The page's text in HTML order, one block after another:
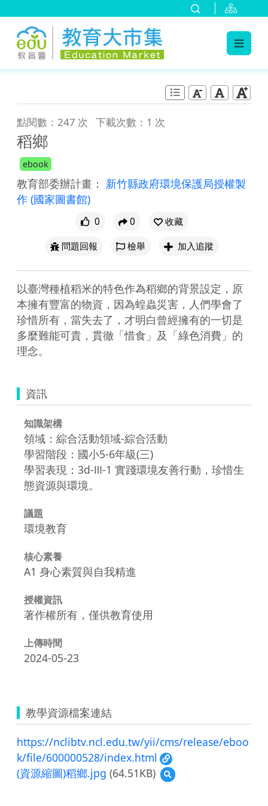
點閱數：247 次 下載次數：1 次
稻鄉
ebook
教育部委辦計畫： 新竹縣政府環境保護局授權製
作 (國家圖書館)
0 0
收藏
問題回報
檢舉 加入追蹤
以臺灣種植稻米的特色作為稻鄉的背景設定，原
本擁有豐富的物資，因為蝗蟲災害，人們學會了
珍惜所有，當失去了，才明白曾經擁有的一切是
多麼難能可貴，貫徹「惜食」及「綠色消費」的
理念。
資訊
知識架構
領域：綜合活動領域-綜合活動
學習階段：國小5-6年級(三)
學習表現：3d-Ⅲ-1 實踐環境友善行動，珍惜生
態資源與環境。
議題
環境教育
核心素養
A1 身心素質與自我精進
授權資訊
著作權所有，僅供教育使用
上傳時間
2024-05-23
教學資源檔案連結
https://nclibtv.ncl.edu.tw/yii/cms/release/eboo
k/file/600000528/index.html
(資源縮圖)稻鄉.jpg (64.51KB)
預
覽